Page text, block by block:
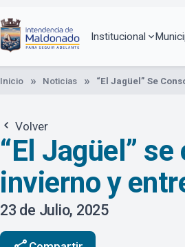
Institucional
Inicio Noticias “El Jagüel” Se
Volver
“El Jagüel”
invierno y
23 de Julio, 2025